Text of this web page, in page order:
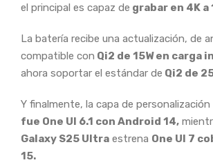
el principal es capaz de grabar en 4K a
La batería recibe una actualización, de
compatible con Qi2 de 15W en carga
ahora soportar el estándar de Qi2 de
Y finalmente, la capa de personalización
fue One UI 6.1 con Android 14,
Galaxy S25 Ultra estrena One UI 7
15.